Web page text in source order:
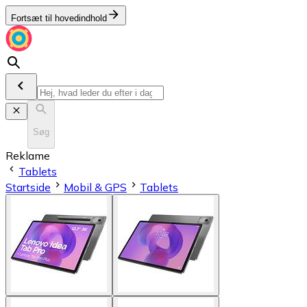
Fortsæt til hovedindhold
Søg
Reklame
Tablets
Startside
Mobil & GPS Tablets